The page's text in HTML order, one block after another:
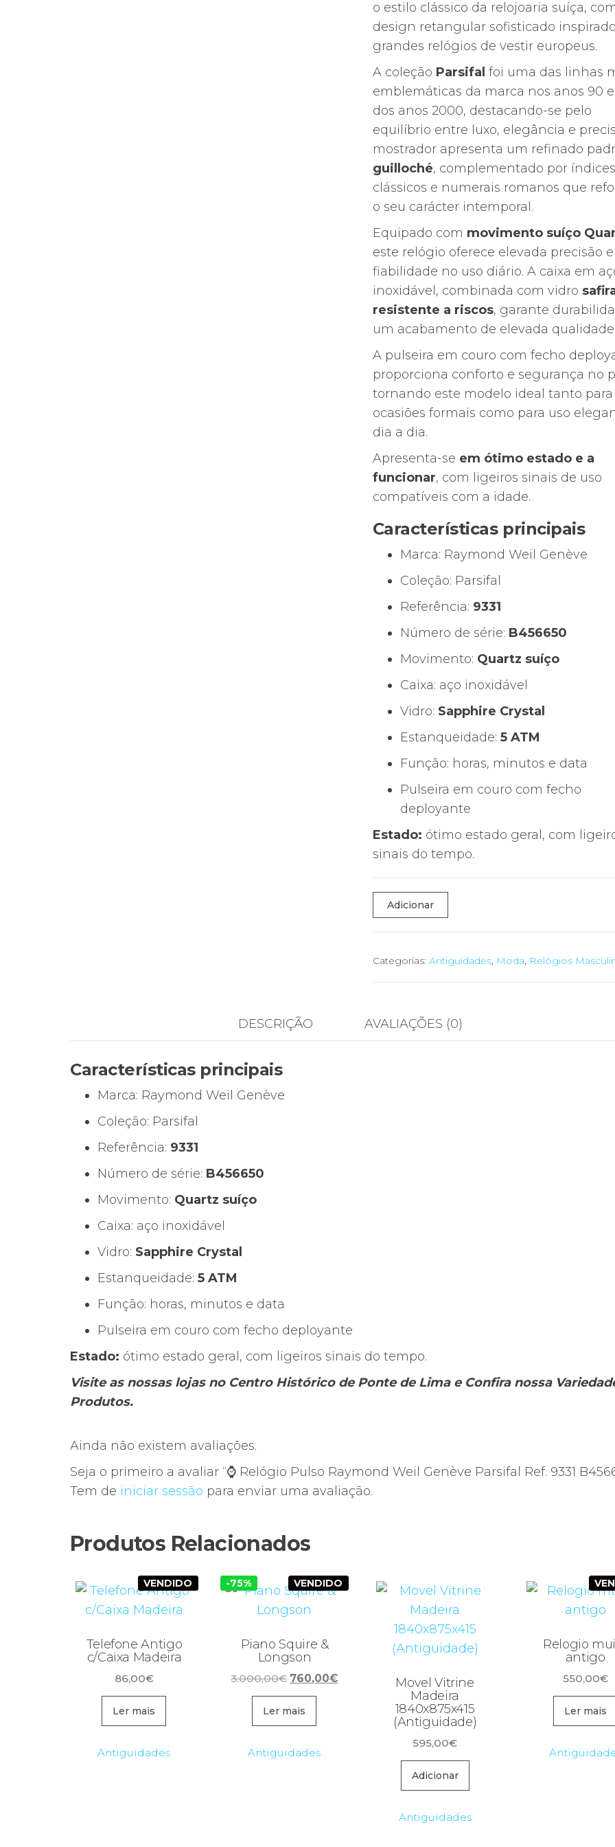
840,00€. 591,31€.
o estilo clássico da relojoaria suíça,
design retangular sofisticado
grandes relógios de vestir europeus.
A coleção Parsifal foi uma das linhas
emblemáticas da marca nos anos 90
dos anos 2000, destacando-se pelo
equilíbrio entre luxo, elegância e
mostrador apresenta um refinado
guilloché, complementado por índices
clássicos e numerais romanos que
o seu carácter intemporal.
Equipado com movimento suíço
este relógio oferece elevada precisão e
fiabilidade no uso diário. A caixa em
inoxidável, combinada com vidro
resistente a riscos, garante
um acabamento de elevada
A pulseira em couro com fecho
proporciona conforto e segurança no
tornando este modelo ideal tanto para
ocasiões formais como para uso
dia a dia.
Apresenta-se em ótimo estado e a
funcionar, com ligeiros sinais de uso
compatíveis com a idade.
Características principais
Marca: Raymond Weil Genève
Coleção: Parsifal
Referência: 9331
Número de série: B456650
Movimento: Quartz suíço
Caixa: aço inoxidável
Vidro: Sapphire Crystal
Estanqueidade: 5 ATM
Função: horas, minutos e data
Pulseira em couro com fecho
deployante
Estado: ótimo estado geral, com
sinais do tempo.
Quantidade
de
Relógio
Weil
Genève
Adicionar
Categorias: Antiguidades, Moda, Relógios
DESCRIÇÃO AVALIAÇÕES (0)
Características principais
Marca: Raymond Weil Genève
Coleção: Parsifal
Referência: 9331
Número de série: B456650
Movimento: Quartz suíço
Caixa: aço inoxidável
Vidro: Sapphire Crystal
Estanqueidade: 5 ATM
Função: horas, minutos e data
Pulseira em couro com fecho deployante
Estado: ótimo estado geral, com ligeiros sinais do tempo.
Visite as nossas lojas no Centro Histórico de Ponte de Lima e Confira nossa
Produtos.
Ainda não existem avaliações.
Seja o primeiro a avaliar “⌚ Relógio Pulso Raymond Weil Genève Parsifal Ref. 9331
Tem de iniciar sessão para enviar uma avaliação.
Produtos Relacionados
VENDIDO
Telefone Antigo
c/Caixa Madeira
86,00€
Ler mais
Antiguidades
-75% VENDIDO
Piano Squire &
Longson
3.000,00€ O
preço
original
era:
760,00€O
Ler mais
Antiguidades
Movel Vitrine
Madeira
1840x875x415
(Antiguidade)
595,00€
Adicionar
Antiguidades
Relogio
antigo
550,00€
Ler mais